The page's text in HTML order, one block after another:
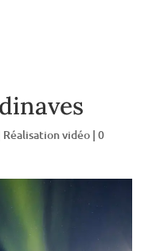
Réalisation vidéo| 0